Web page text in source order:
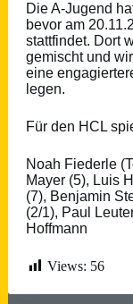
Die A-Jugend
bevor am
stattfindet. Dort
gemischt und
eine
legen.
Für den HCL
Noah Fiederle
Mayer (5), Luis
(7), Benjamin
(2/1), Paul
Hoffmann
Views: 56